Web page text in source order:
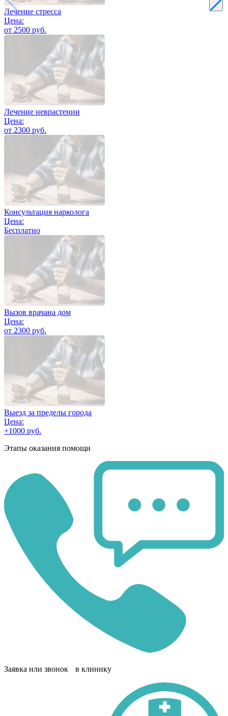
Лечение стресса
Цена:
от 2500 руб.
Лечение неврастении
Цена:
от 2300 руб.
Консультация нарколога
Цена:
Бесплатно
Вызов врачана дом
Цена:
от 2300 руб.
Выезд за пределы города
Цена:
+1000 руб.
Этапы оказания помощи
Заявка или звонок в клинику